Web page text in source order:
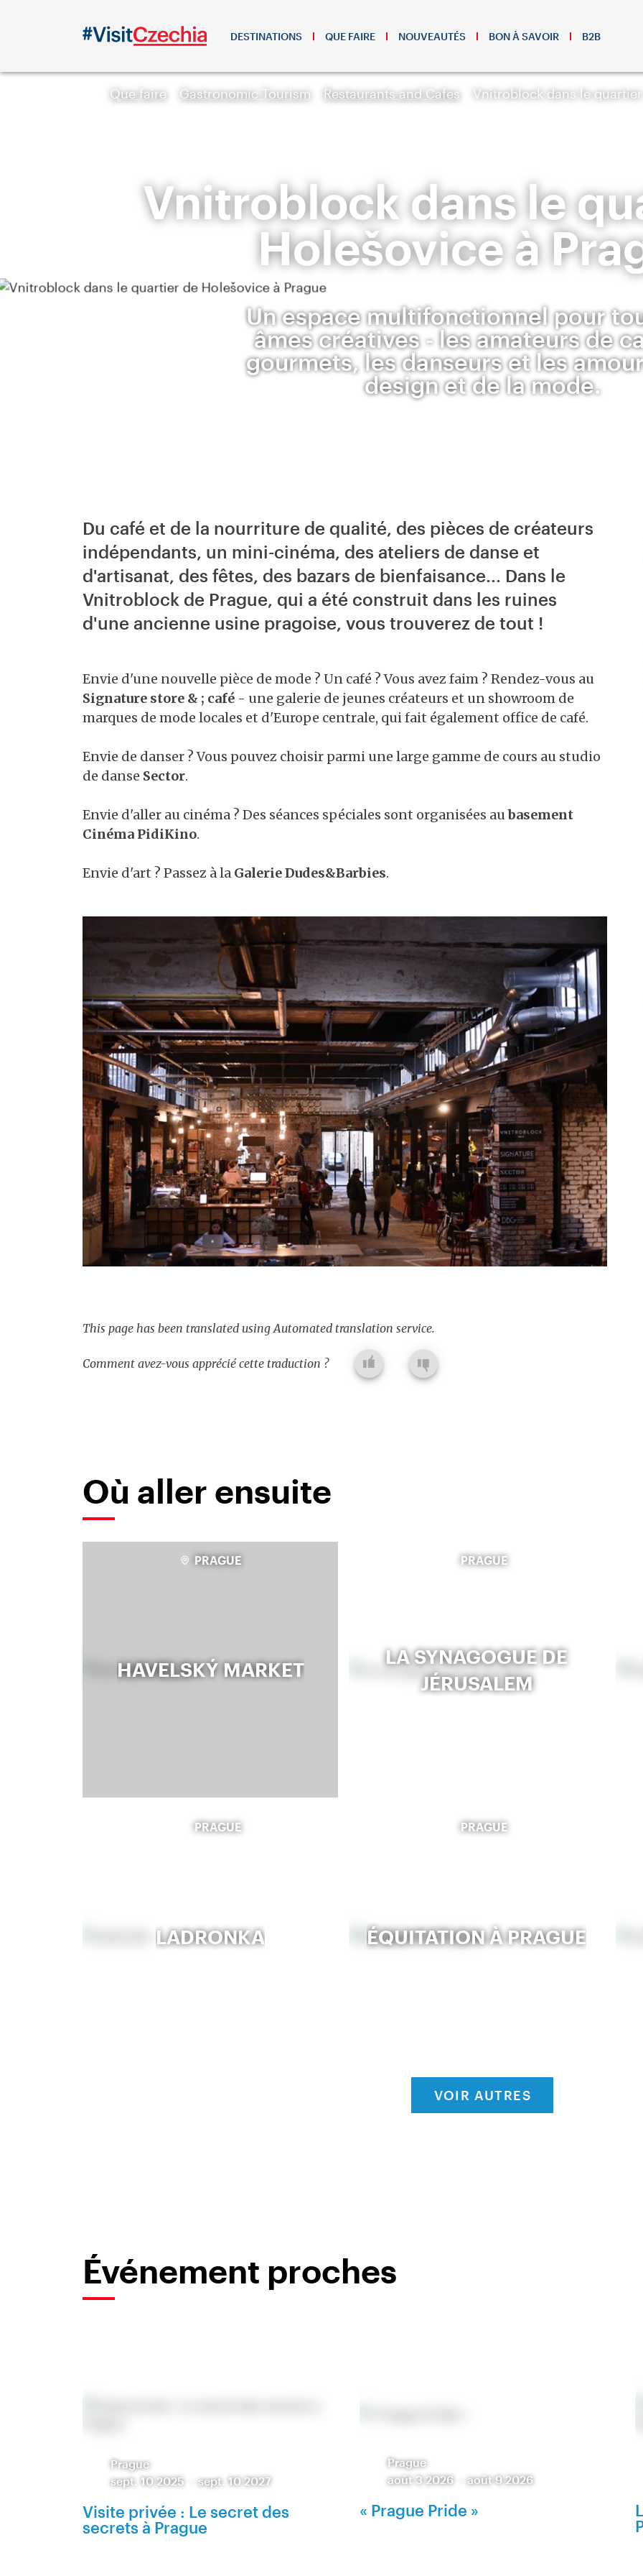
DESTINATIONS QUE FAIRE NOUVEAUTÉS BON À SAVOIR B2B
Que faire Gastronomic Tourism Restaurants and Cafes Vnitroblock dans le
Vnitroblock dans le
Holešovice à
Un espace multifonctionnel pour
âmes créatives - les amateurs de
gourmets, les danseurs et les
design et de la mode.
Du café et de la nourriture de qualité, des pièces de créateurs
indépendants, un mini-cinéma, des ateliers de danse et
d'artisanat, des fêtes, des bazars de bienfaisance... Dans le
Vnitroblock de Prague, qui a été construit dans les ruines
d'une ancienne usine pragoise, vous trouverez de tout !
Envie d'une nouvelle pièce de mode ? Un café ? Vous avez faim ? Rendez-vous au
Signature store & ; café - une galerie de jeunes créateurs et un showroom de
marques de mode locales et d'Europe centrale, qui fait également office de café.
Envie de danser ? Vous pouvez choisir parmi une large gamme de cours au studio
de danse Sector.
Envie d'aller au cinéma ? Des séances spéciales sont organisées aubasement
Cinéma PidiKino.
Envie d'art ? Passez à la Galerie Dudes&Barbies.
This page has been translated using Automated translation service.
Comment avez-vous apprécié cette traduction ?
Où aller ensuite
PRAGUE
HAVELSKÝ MARKET
PRAGUE
LA SYNAGOGUE DE
JÉRUSALEM
PRAGUE
LADRONKA
PRAGUE
ÉQUITATION À PRAGUE
VOIR AUTRES
Événement proches
Prague
sept. 10 2025
-sept. 10 2027
Visite privée : Le secret des
secrets à Prague
Prague
août 3 2026
-août 9 2026
« Prague Pride »